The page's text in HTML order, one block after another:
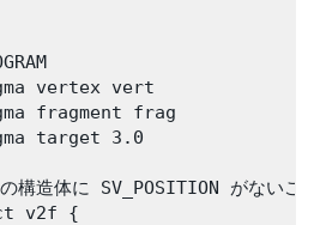
vertex vert
fragment frag
target 3.0
構造体に SV_POSITION がないこと
v2f {